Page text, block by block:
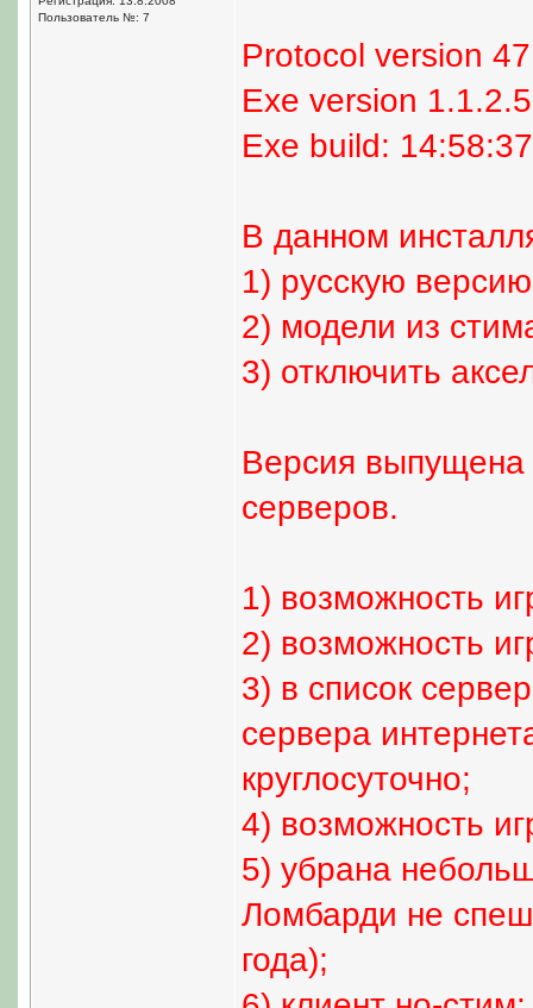
Пользователь №: 7
Protocol version 47
Exe version
Exe build:
В данном
1) русскую
2) модели из
3) отключить
Версия выпущена
серверов.
1) возможность
2) возможность
3) в список
сервера
круглосуточно;
4) возможность
5) убрана
Ломбарди не
года);